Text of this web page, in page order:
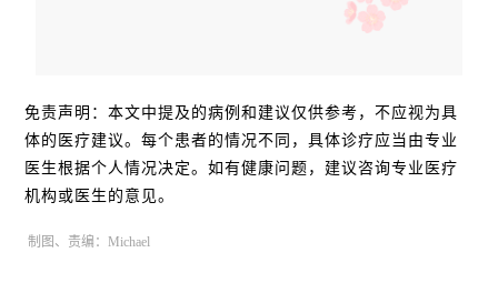
免责声明：本文中提及的病例和建议仅供参考，不应视为具
体的医疗建议。每个患者的情况不同，具体诊疗应当由专业
医生根据个人情况决定。如有健康问题，建议咨询专业医疗
机构或医生的意见。
制图、责编：Michael